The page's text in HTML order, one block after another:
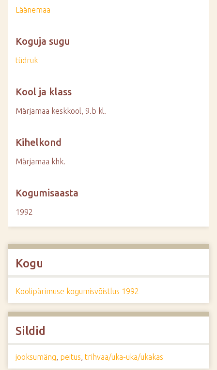
Läänemaa
Koguja sugu
tüdruk
Kool ja klass
Märjamaa keskkool, 9.b kl.
Kihelkond
Märjamaa khk.
Kogumisaasta
1992
Kogu
Koolipärimuse kogumisvõistlus 1992
Sildid
jooksumäng, peitus, trihvaa/uka-uka/ukakas